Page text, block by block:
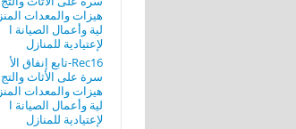
هيزات والمعدات المنز
لية وأعمال الصيانة ا
لإعتيادية للمنازل
Rec16-تابع إنفاق الأ
سرة على الأثاث والتج
هيزات والمعدات المنز
لية وأعمال الصيانة ا
لإعتيادية للمنازل